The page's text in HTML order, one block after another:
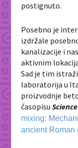
postignuto.
Posebno je
izdržale
kanalizacije i
aktivnim
Sad je tim
laboratorija u
proizvodnje
časopisu
mixing:
ancient Roman